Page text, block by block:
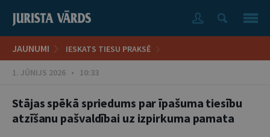
JAUNUMI IESKATS TIESU PRAKSĒ
1. JŪNIJS 2026 • 10:33
Stājas spēkā spriedums par īpašuma tiesību
atzīšanu pašvaldībai uz izpirkuma pamata